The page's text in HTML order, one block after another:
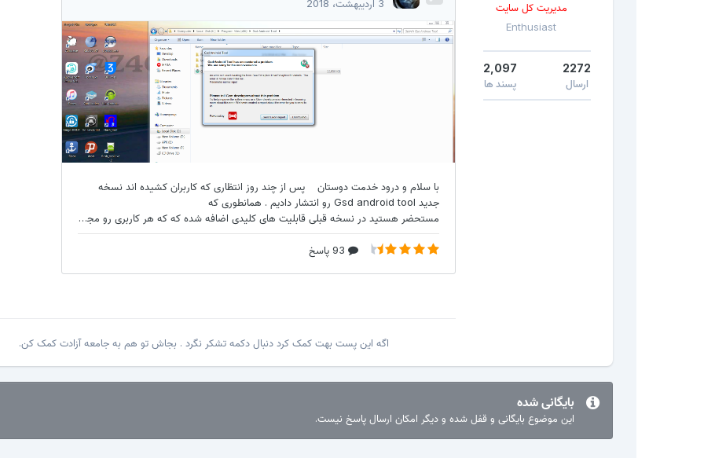
مدیریت کل سایت
Enthusiast
2272
ارسال
2,097
پسند ها
اگه این پست بهت کمک کرد دنبال دکمه تشکر نگرد . بجاش تو هم به جامعه آزادت کمک کن.
بایگانی شده
این موضوع بایگانی و قفل شده و دیگر امکان ارسال پاسخ نیست.